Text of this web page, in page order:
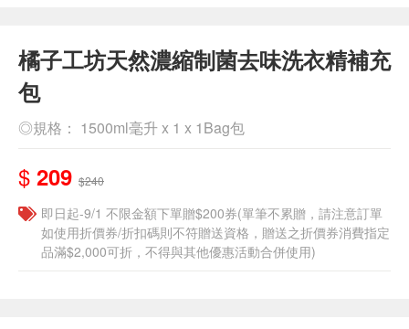
橘子工坊天然濃縮制菌去味洗衣精補充
包
◎規格： 1500ml毫升 x 1 x 1Bag包
$ 209 $240
即日起-9/1 不限金額下單贈$200券(單筆不累贈，請注意訂單
如使用折價券/折扣碼則不符贈送資格，贈送之折價券消費指定
品滿$2,000可折，不得與其他優惠活動合併使用)